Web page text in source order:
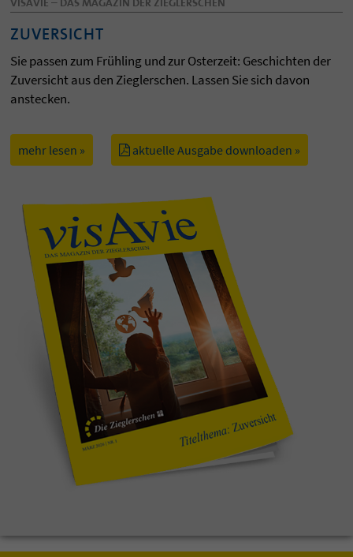
ZUVERSICHT
Sie passen zum Frühling und zur Osterzeit: Geschichten der
Zuversicht aus den Zieglerschen. Lassen Sie sich davon
anstecken.
mehr lesen » aktuelle Ausgabe downloaden »